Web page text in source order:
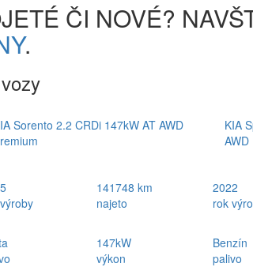
ČI NOVÉ?
.
Sorento 2.2 CRDi 147kW AT AWD
141748 km
najeto
147kW
výkon
KIA
AWD
2022
rok
Benzín
palivo